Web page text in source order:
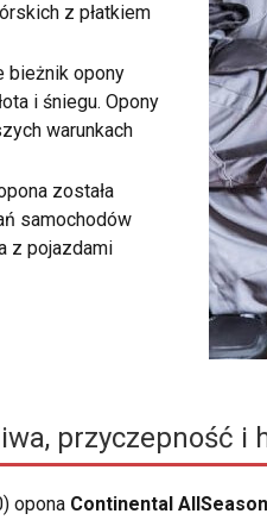
z płatkiem
bieżnik opony
i śniegu. Opony
warunkach
została
samochodów
z pojazdami
przyczepność i
opona Continental